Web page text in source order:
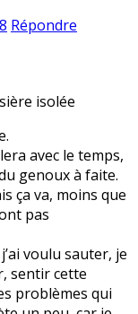
Répondre
isolée
avec le temps,
genoux à faite.
ça va, moins que
pas
voulu sauter, je
sentir cette
problèmes qui